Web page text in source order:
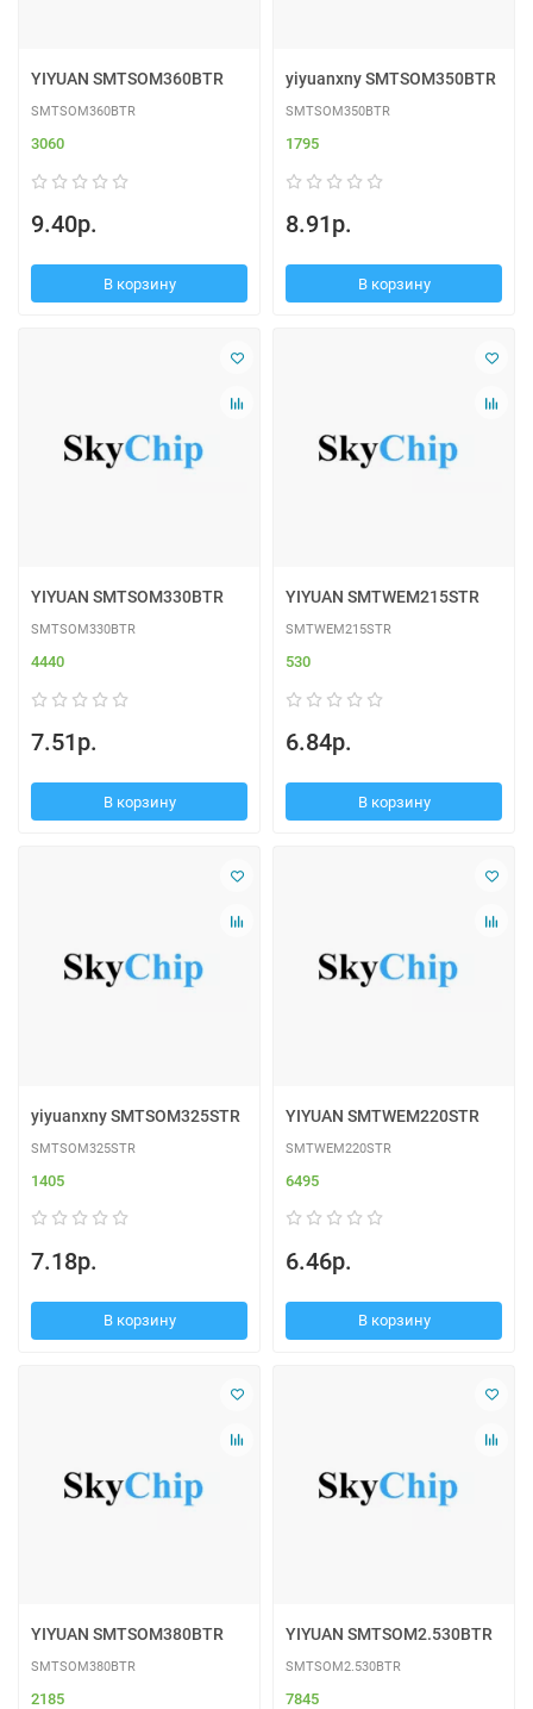
YIYUAN SMTSOM360BTR
SMTSOM360BTR
3060
9.40р.
В корзину
yiyuanxny SMTSOM350BTR
SMTSOM350BTR
1795
8.91р.
В корзину
YIYUAN SMTSOM330BTR
SMTSOM330BTR
4440
7.51р.
В корзину
YIYUAN SMTWEM215STR
SMTWEM215STR
530
6.84р.
В корзину
yiyuanxny SMTSOM325STR
SMTSOM325STR
1405
7.18р.
В корзину
YIYUAN SMTWEM220STR
SMTWEM220STR
6495
6.46р.
В корзину
YIYUAN SMTSOM380BTR
SMTSOM380BTR
2185
YIYUAN SMTSOM2.530BTR
SMTSOM2.530BTR
7845